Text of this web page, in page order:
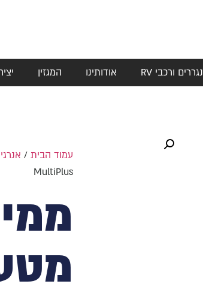
נגררים ורכבי RV אודותינו המגזין
עמוד הבית/
MultiPlus